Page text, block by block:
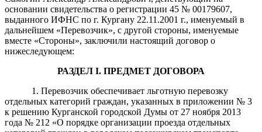
основании свидетельства о регистрации 45 № 00179607,
выданного ИФНС по г. Кургану 22.11.2001 г., именуемый в
дальнейшем «Перевозчик», с другой стороны, именуемые
вместе «Стороны», заключили настоящий договор о
нижеследующем:
РАЗДЕЛ I. ПРЕДМЕТ ДОГОВОРА
1. Перевозчик обеспечивает льготную перевозку
отдельных категорий граждан, указанных в приложении № 3
к решению Курганской городской Думы от 27 ноября 2013
года № 212 «О порядке организации проезда отдельных